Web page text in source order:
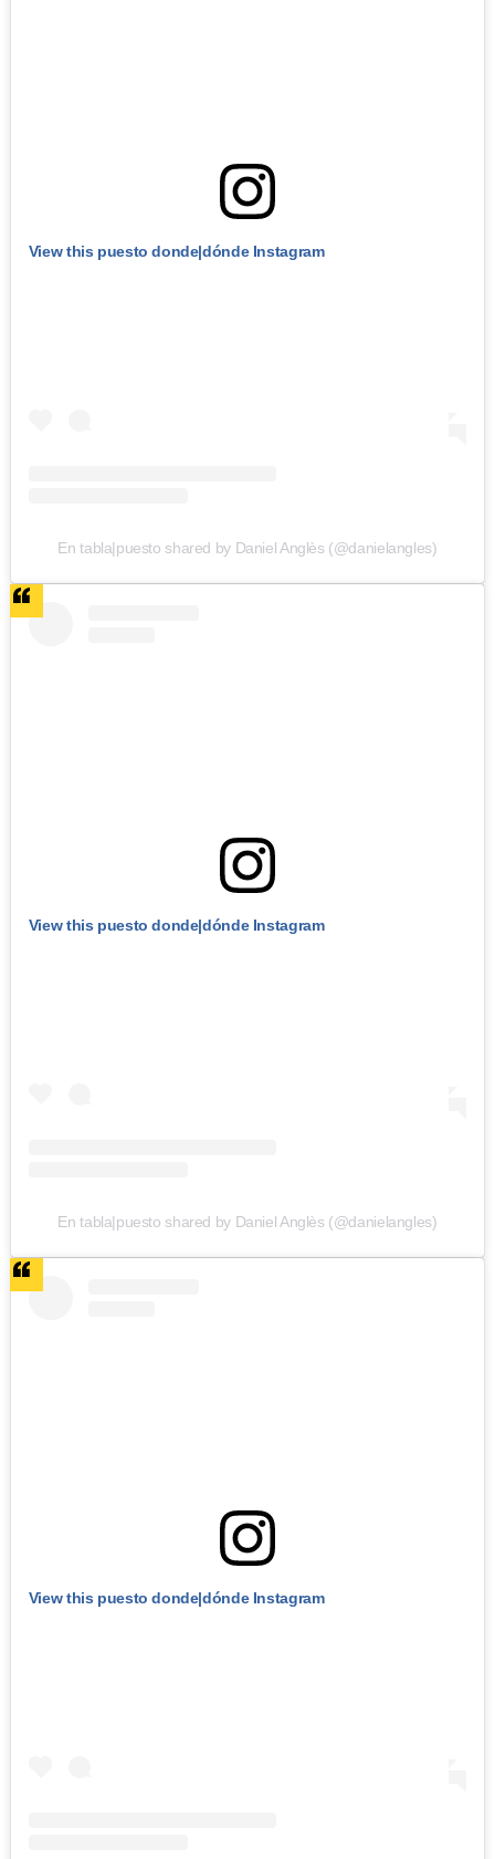
View this puesto donde|dónde Instagram
En tabla|puesto shared by Daniel Anglès (@danielangles)
View this puesto donde|dónde Instagram
En tabla|puesto shared by Daniel Anglès (@danielangles)
View this puesto donde|dónde Instagram